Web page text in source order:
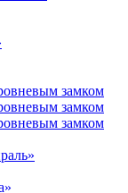
замком
замком
замком